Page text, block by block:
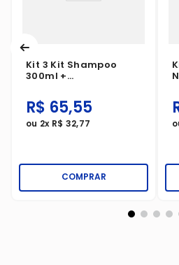
Kit 3 Kit Shampoo
300ml +
Kolene Curvaturas
Nutrição E
Ultradefinição
R$ 65,55
ou 2x R$ 32,77
COMPRAR